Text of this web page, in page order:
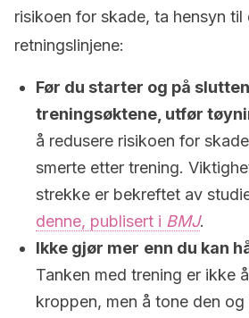
risikoen for skade, ta hensyn til
retningslinjene:
Før du starter og på
treningsøktene, utfør
å redusere risikoen for
smerte etter trening.
strekke er bekreftet av
denne, publisert i BMJ.
Ikke gjør mer enn du kan
Tanken med trening er ikke
kroppen, men å tone den